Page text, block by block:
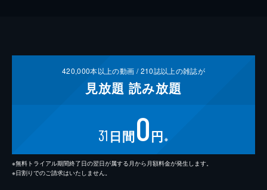
420,000本以上の動画 /210誌以上の雑誌が
見放題 読み放題
31 日間0円 ※
※無料トライアル期間終了日の翌日が属する月から月額料金が発生します。
※日割りでのご請求はいたしません。